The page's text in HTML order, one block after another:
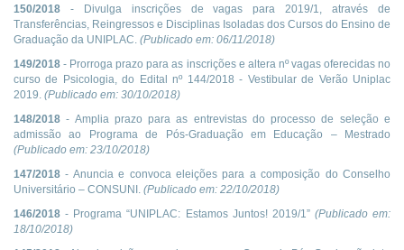
150/2018 - Divulga inscrições de vagas para 2019/1, através de
Transferências, Reingressos e Disciplinas Isoladas dos Cursos do Ensino de
Graduação da UNIPLAC. (Publicado em: 06/11/2018)
149/2018 - Prorroga prazo para as inscrições e altera nº vagas oferecidas no
curso de Psicologia, do Edital nº 144/2018 - Vestibular de Verão Uniplac
2019. (Publicado em: 30/10/2018)
148/2018 - Amplia prazo para as entrevistas do processo de seleção e
admissão ao Programa de Pós-Graduação em Educação – Mestrado
(Publicado em: 23/10/2018)
147/2018 - Anuncia e convoca eleições para a composição do Conselho
Universitário – CONSUNI. (Publicado em: 22/10/2018)
146/2018 - Programa “UNIPLAC: Estamos Juntos! 2019/1” (Publicado em:
18/10/2018)